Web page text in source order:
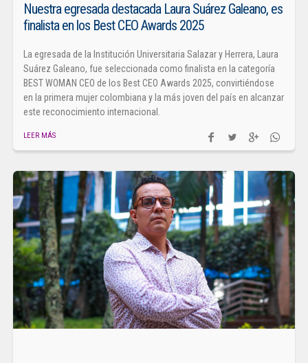
Nuestra egresada destacada Laura Suárez Galeano, es
finalista en los Best CEO Awards 2025
La egresada de la Institución Universitaria Salazar y Herrera, Laura
Suárez Galeano, fue seleccionada como finalista en la categoría
BEST WOMAN CEO de los Best CEO Awards 2025, convirtiéndose
en la primera mujer colombiana y la más joven del país en alcanzar
este reconocimiento internacional.
LEER MÁS